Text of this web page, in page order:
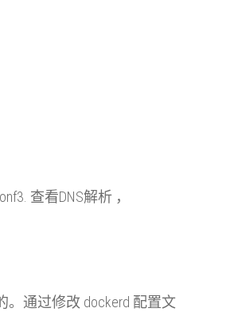
查看DNS解析 ，
。通过修改 dockerd 配置文